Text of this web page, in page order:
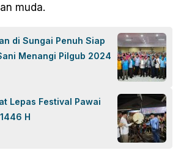
muda.
di Sungai Penuh Siap
Menangi Pilgub 2024
Lepas Festival Pawai
H